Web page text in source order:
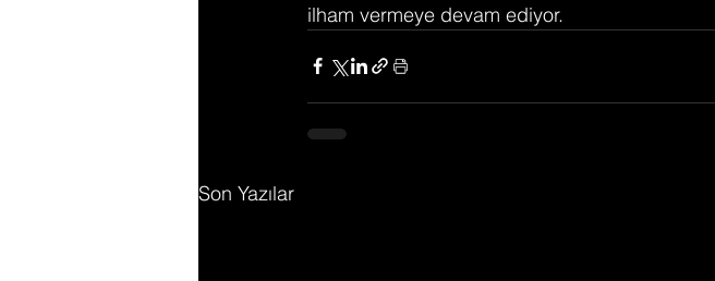
ilham vermeye devam ediyor.
Son Yazılar